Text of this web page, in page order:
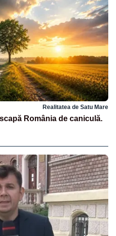
Realitatea de Satu Mare
România de caniculă.